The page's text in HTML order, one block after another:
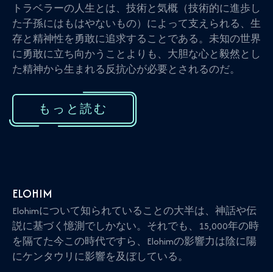
トラベラーの人生とは、技術と気概（技術的に進歩し
た子孫にはもはやないもの）によって支えられる、生
存と精神性を勇敢に追求することである。未知の世界
に勇敢に立ち向かうことよりも、大胆な心と毅然とし
た精神から生まれる反抗心が必要とされるのだ。
もっと読む
ELOHIM
Elohimについて知られていることの大半は、神話や伝
説に基づく憶測でしかない。それでも、15,000年の時
を隔てた今この時代ですら、Elohimの影響力は陰に陽
にケンタウリに影響を及ぼしている。